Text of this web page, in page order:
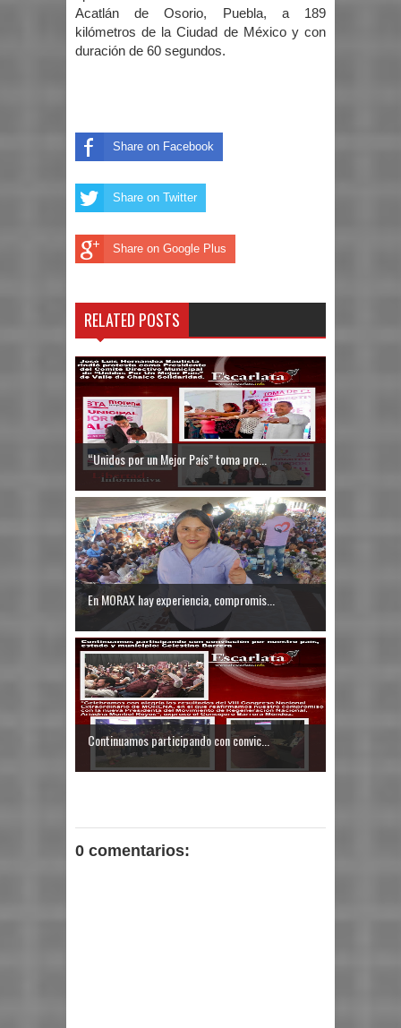
Acatlán de Osorio, Puebla, a 189
kilómetros de la Ciudad de México y con
duración de 60 segundos.
Share on Facebook
Share on Twitter
Share on Google Plus
RELATED POSTS
“Unidos por un Mejor País” toma pro...
En MORAX hay experiencia, compromis...
Continuamos participando con convic...
0 comentarios: